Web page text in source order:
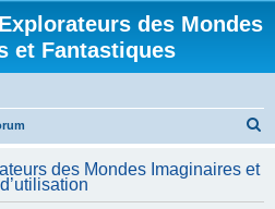
des Mondes
et Fantastiques
h
des Mondes Imaginaires et